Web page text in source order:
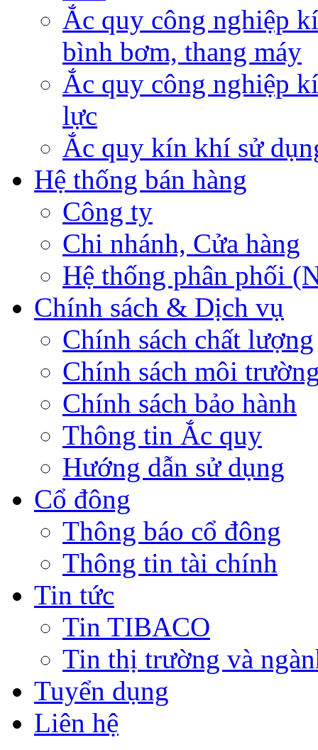
Ắc quy công nghiệp
bình bơm, thang máy
Ắc quy công nghiệp
lực
Ắc quy kín khí sử
Hệ thống bán hàng
Công ty
Chi nhánh, Cửa hàng
Hệ thống phân phối
Chính sách & Dịch vụ
Chính sách chất lượng
Chính sách môi
Chính sách bảo hành
Thông tin Ắc quy
Hướng dẫn sử dụng
Cổ đông
Thông báo cổ đông
Thông tin tài chính
Tin tức
Tin TIBACO
Tin thị trường và
Tuyển dụng
Liên hệ